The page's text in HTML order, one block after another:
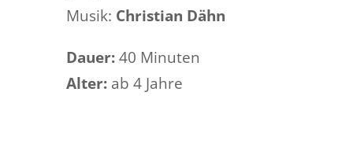
Musik: Christian Dähn
Dauer: 40 Minuten
Alter: ab 4 Jahre